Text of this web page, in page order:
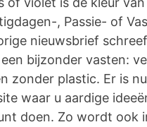
, Passie- of
nieuwsbrief
bijzonder vasten:
zonder plastic. Er is
waar u aardige
doen. Zo wordt ook